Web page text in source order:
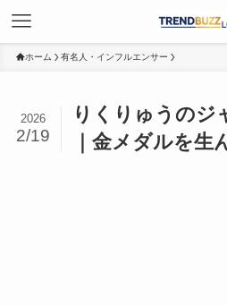
ホーム 有名人・インフルエンサー
りくりゅうのジ
｜金メダルを生
2026
2/19